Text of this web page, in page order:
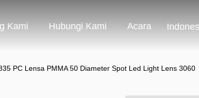
Kami Hubungi Kami Acara
PC Lensa PMMA 50 Diameter Spot Led Light Lens 3060